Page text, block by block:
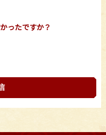
ったですか？